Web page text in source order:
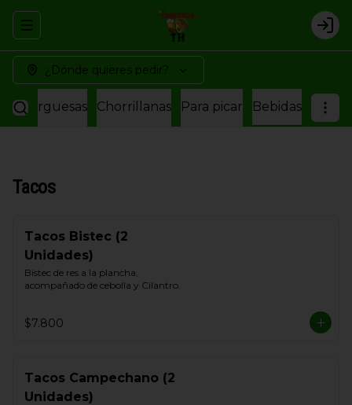
Abrir menu de navegación
¿Dónde quieres pedir?
Chorrillanas Para picar Bebidas
Tacos
Tacos Bistec (2
Unidades)
Bistec de res a la plancha,
acompañado de cebolla y Cilantro.
$7.800
Tacos Campechano (2
Unidades)